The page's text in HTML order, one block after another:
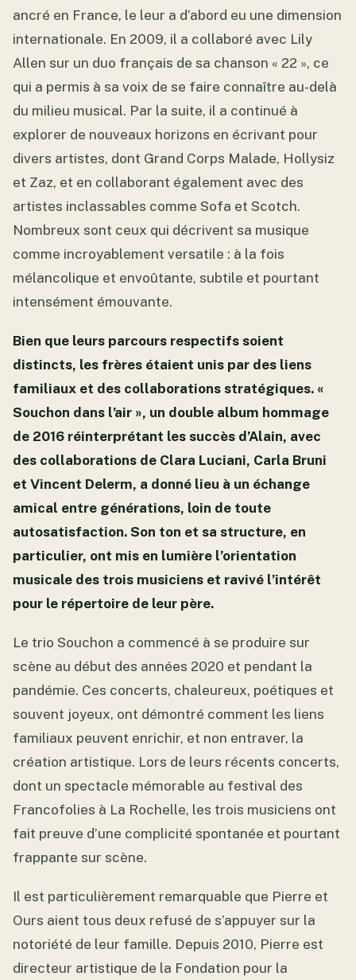
ancré en France, le leur a d’abord eu une dimension
internationale. En 2009, il a collaboré avec Lily
Allen sur un duo français de sa chanson « 22 », ce
qui a permis à sa voix de se faire connaître au-delà
du milieu musical. Par la suite, il a continué à
explorer de nouveaux horizons en écrivant pour
divers artistes, dont Grand Corps Malade, Hollysiz
et Zaz, et en collaborant également avec des
artistes inclassables comme Sofa et Scotch.
Nombreux sont ceux qui décrivent sa musique
comme incroyablement versatile : à la fois
mélancolique et envoûtante, subtile et pourtant
intensément émouvante.
Bien que leurs parcours respectifs soient
distincts, les frères étaient unis par des liens
familiaux et des collaborations stratégiques. «
Souchon dans l’air », un double album hommage
de 2016 réinterprétant les succès d’Alain, avec
des collaborations de Clara Luciani, Carla Bruni
et Vincent Delerm, a donné lieu à un échange
amical entre générations, loin de toute
autosatisfaction. Son ton et sa structure, en
particulier, ont mis en lumière l’orientation
musicale des trois musiciens et ravivé l’intérêt
pour le répertoire de leur père.
Le trio Souchon a commencé à se produire sur
scène au début des années 2020 et pendant la
pandémie. Ces concerts, chaleureux, poétiques et
souvent joyeux, ont démontré comment les liens
familiaux peuvent enrichir, et non entraver, la
création artistique. Lors de leurs récents concerts,
dont un spectacle mémorable au festival des
Francofolies à La Rochelle, les trois musiciens ont
fait preuve d’une complicité spontanée et pourtant
frappante sur scène.
Il est particulièrement remarquable que Pierre et
Ours aient tous deux refusé de s’appuyer sur la
notoriété de leur famille. Depuis 2010, Pierre est
directeur artistique de la Fondation pour la